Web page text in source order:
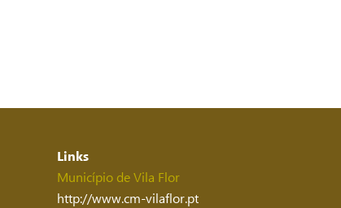
Links
Município de Vila Flor
http://www.cm-vilaflor.pt